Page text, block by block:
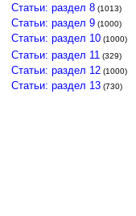
Статьи: раздел 8 (1013)
Статьи: раздел 9 (1000)
Статьи: раздел 10 (1000)
Статьи: раздел 11 (329)
Статьи: раздел 12 (1000)
Статьи: раздел 13 (730)